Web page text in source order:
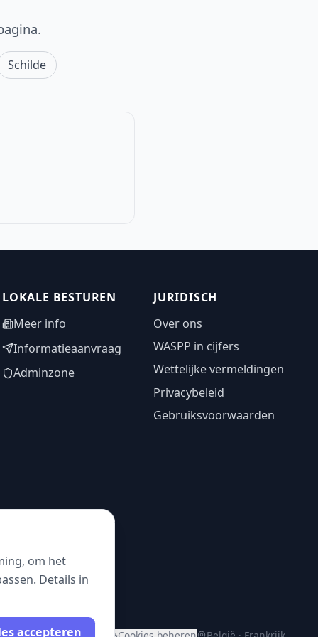
Schilde
LOKALE BESTUREN
Meer info
Informatieaanvraag
Adminzone
JURIDISCH
Over ons
WASPP in cijfers
Wettelijke vermeldingen
Privacybeleid
Gebruiksvoorwaarden
om het
Details in
accepteren